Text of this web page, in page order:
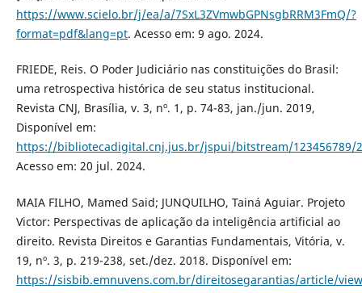
https://www.scielo.br/j/ea/a/7SxL3ZVmwbGPNsgbRRM3FmQ/?
format=pdf&lang=pt. Acesso em: 9 ago. 2024.
FRIEDE, Reis. O Poder Judiciário nas constituições do Brasil:
uma retrospectiva histórica de seu status institucional.
Revista CNJ, Brasília, v. 3, nº. 1, p. 74-83, jan./jun. 2019,
Disponível em:
https://bibliotecadigital.cnj.jus.br/jspui/bitstream/123456789/
Acesso em: 20 jul. 2024.
MAIA FILHO, Mamed Said; JUNQUILHO, Tainá Aguiar. Projeto
Victor: Perspectivas de aplicação da inteligência artificial ao
direito. Revista Direitos e Garantias Fundamentais, Vitória, v.
19, nº. 3, p. 219-238, set./dez. 2018. Disponível em:
https://sisbib.emnuvens.com.br/direitosegarantias/article/